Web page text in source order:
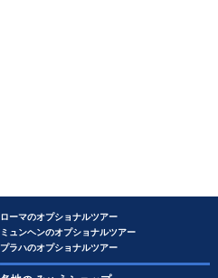
ローマのオプショナルツアー
ミュンヘンのオプショナルツアー
プラハのオプショナルツアー